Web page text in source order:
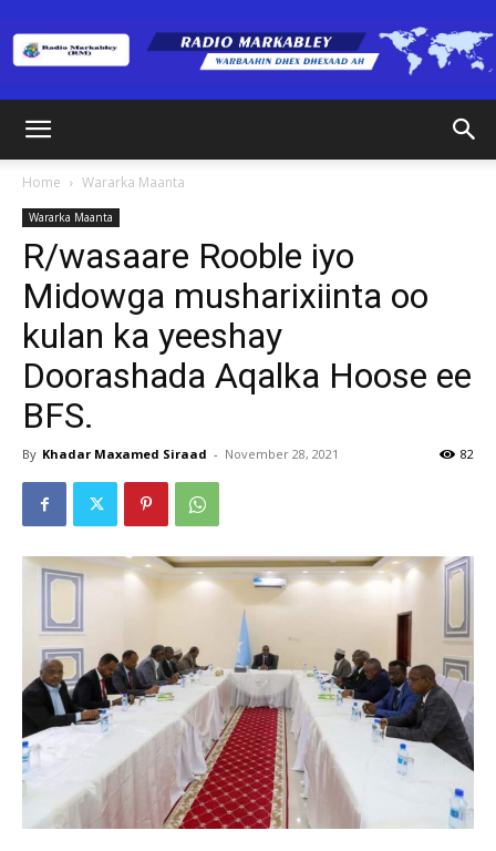
(RM)
Home Wararka Maanta
Wararka Maanta
R/wasaare Rooble iyo
Midowga musharixiinta oo
kulan ka yeeshay
Doorashada Aqalka Hoose ee
BFS.
By Khadar Maxamed Siraad - November 28, 2021 82